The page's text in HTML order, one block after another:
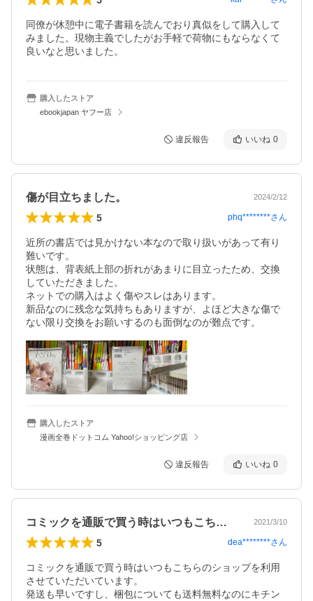
同僚が休憩中に電子書籍を読んでおり真似をして購入して
みました。現物主義でしたがお手軽で荷物にもならなくて
良いなと思いました。
購入したストア
ebookjapan ヤフー店
違反報告 いいね 0
傷が目立ちました。 2024/2/12
5 phq********さん
近所の書店では見かけない本なので取り扱いがあって有り
難いです。
状態は、背表紙上部の折れがあまりに目立ったため、交換
していただきました。
ネットでの購入はよく傷やスレはあります。
新品なのに残念な気持ちもありますが、よほど大きな傷で
ない限り交換をお願いするのも面倒なのが難点です。
購入したストア
漫画全巻ドットコム Yahoo!ショッピング店
違反報告 いいね 0
コミックを通販で買う時はいつもこちらの… 2021/3/10
5 dea********さん
コミックを通販で買う時はいつもこちらのショップを利用
させていただいています。
発送も早いですし、梱包についても送料無料なのにキチン